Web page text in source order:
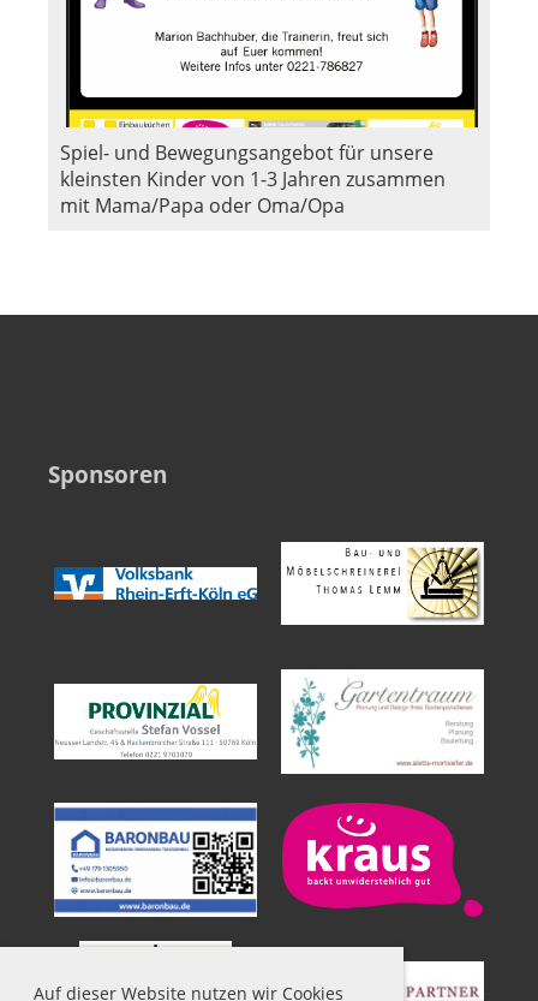
Auf dieser Website nutzen wir Cookies
Spiel- und Bewegungsangebot für unsere
kleinsten Kinder von 1-3 Jahren zusammen
mit Mama/Papa oder Oma/Opa
Sponsoren